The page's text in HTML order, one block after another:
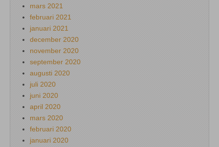
mars 2021
februari 2021
januari 2021
december 2020
november 2020
september 2020
augusti 2020
juli 2020
juni 2020
april 2020
mars 2020
februari 2020
januari 2020